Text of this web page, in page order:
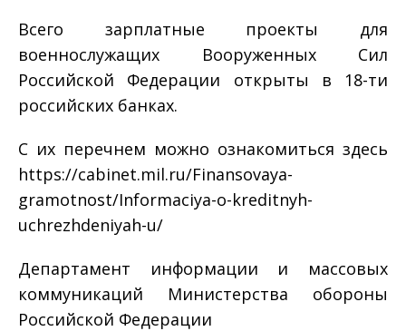
Всего зарплатные проекты для
военнослужащих Вооруженных Сил
Российской Федерации открыты в 18-ти
российских банках.
С их перечнем можно ознакомиться здесь
https://cabinet.mil.ru/Finansovaya-
gramotnost/Informaciya-o-kreditnyh-
uchrezhdeniyah-u/
Департамент информации и массовых
коммуникаций Министерства обороны
Российской Федерации